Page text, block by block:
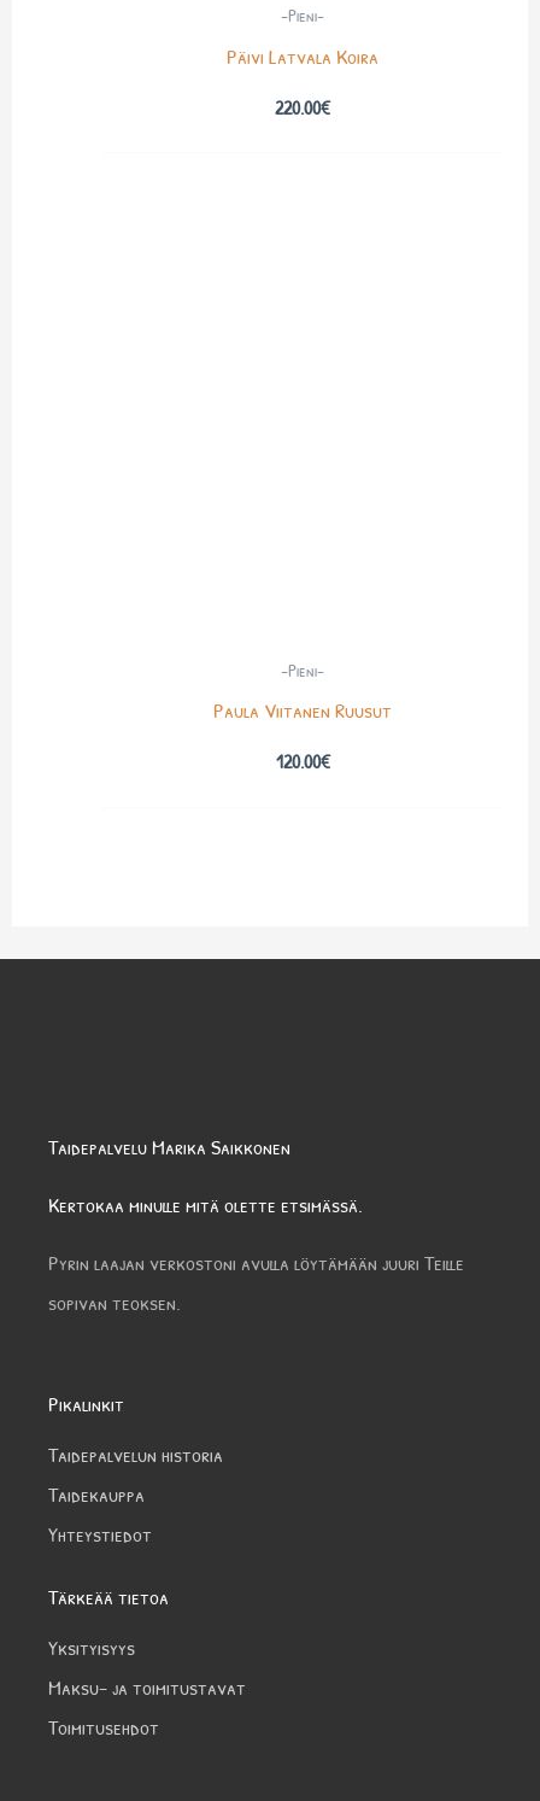
-Pieni-
Päivi Latvala Koira
220.00€
-Pieni-
Paula Viitanen Ruusut
120.00€
Taidepalvelu Marika Saikkonen
Kertokaa minulle mitä olette etsimässä.
Pyrin laajan verkostoni avulla löytämään juuri Teille
sopivan teoksen.
Pikalinkit
Taidepalvelun historia
Taidekauppa
Yhteystiedot
Tärkeää tietoa
Yksityisyys
Maksu- ja toimitustavat
Toimitusehdot